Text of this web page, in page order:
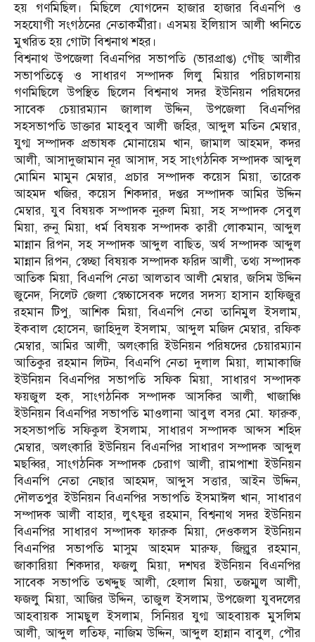
হয় গণমিছিল। মিছিলে যোগদেন হাজার হাজার বিএনপি ও
সহযোগী সংগঠনের নেতাকর্মীরা। এসময় ইলিয়াস আলী ধ্বনিতে
মুখরিত হয় গোটা বিশ্বনাথ শহর।
বিশ্বনাথ উপজেলা বিএনপির সভাপতি (ভারপ্রাপ্ত) গৌছ আলীর
সভাপতিত্বে ও সাধারণ সম্পাদক লিলু মিয়ার পরিচালনায়
গণমিছিলে উপস্থিত ছিলেন বিশ্বনাথ সদর ইউনিয়ন পরিষদের
সাবেক চেয়ারম্যান জালাল উদ্দিন, উপজেলা বিএনপির
সহসভাপতি ডাক্তার মাহবুব আলী জহির, আব্দুল মতিন মেম্বার,
যুগ্ম সম্পাদক প্রভাষক মোনায়েম খান, জামাল আহমদ, কদর
আলী, আসাদুজামান নূর আসাদ, সহ সাংগঠনিক সম্পাদক আব্দুল
মোমিন মামুন মেম্বার, প্রচার সম্পাদক কয়েস মিয়া, তারেক
আহমদ খজির, কয়েস শিকদার, দপ্তর সম্পাদক আমির উদ্দিন
মেম্বার, যুব বিষয়ক সম্পাদক নুরুল মিয়া, সহ সম্পাদক সেবুল
মিয়া, রুনু মিয়া, ধর্ম বিষয়ক সম্পাদক ক্বারী লোকমান, আব্দুল
মান্নান রিপন, সহ সম্পাদক আব্দুল বাছিত, অর্থ সম্পাদক আব্দুল
মান্নান রিপন, স্বেচ্ছা বিষয়ক সম্পাদক ফরিদ আলী, তথ্য সম্পাদক
আতিক মিয়া, বিএনপি নেতা আলতাব আলী মেম্বার, জসিম উদ্দিন
জুনেদ, সিলেট জেলা স্বেচ্চাসেবক দলের সদস্য হাসান হাফিজুর
রহমান টিপু, আশিক মিয়া, বিএনপি নেতা তানিমুল ইসলাম,
ইকবাল হোসেন, জাহিদুল ইসলাম, আব্দুল মজিদ মেম্বার, রফিক
মেম্বার, আমির আলী, অলংকারি ইউনিয়ন পরিষদের চেয়ারম্যান
আতিকুর রহমান লিটন, বিএনপি নেতা দুলাল মিয়া, লামাকাজি
ইউনিয়ন বিএনপির সভাপতি সফিক মিয়া, সাধারণ সম্পাদক
ফয়জুল হক, সাংগঠনিক সম্পাদক আসকির আলী, খাজাঞ্চি
ইউনিয়ন বিএনপির সভাপতি মাওলানা আবুল বসর মো. ফারুক,
সহসভাপতি সফিকুল ইসলাম, সাধারণ সম্পাদক আব্দস শহিদ
মেম্বার, অলংকারি ইউনিয়ন বিএনপির সাধারণ সম্পাদক আব্দুল
মছব্বির, সাংগঠনিক সম্পাদক চেরাগ আলী, রামপাশা ইউনিয়ন
বিএনপি নেতা নেছার আহমদ, আব্দুস সত্তার, আইন উদ্দিন,
দৌলতপুর ইউনিয়ন বিএনপির সভাপতি ইসমাঈল খান, সাধারণ
সম্পাদক আলী বাহার, লুৎফুর রহমান, বিশ্বনাথ সদর ইউনিয়ন
বিএনপির সাধারণ সম্পাদক ফারুক মিয়া, দেওকলস ইউনিয়ন
বিএনপির সভাপতি মাসুম আহমদ মারুফ, জিল্লুর রহমান,
জাকারিয়া শিকদার, ফজলু মিয়া, দশঘর ইউনিয়ন বিএনপির
সাবেক সভাপতি তখদ্দুছ আলী, হেলাল মিয়া, তজম্মুল আলী,
ফজলু মিয়া, আজির উদ্দিন, তাজুল ইসলাম, উপজেলা যুবদলের
আহবায়ক সামছুল ইসলাম, সিনিয়র যুগ্ম আহবায়ক মুসলিম
আলী, আব্দুল লতিফ, নাজিম উদ্দিন, আব্দুল হান্নান বাবুল, পৌর